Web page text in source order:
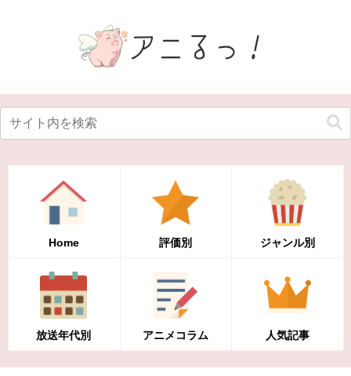
Home 評価別 ジャンル別
放送年代別 アニメコラム 人気記事